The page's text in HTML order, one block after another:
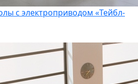
с электроприводом «Тейбл-